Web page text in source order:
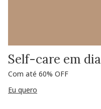
Self-care em dia
Com até 60% OFF
Eu quero